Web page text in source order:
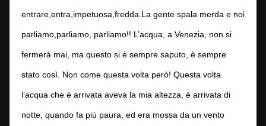
entrare,entra,impetuosa,fredda.La gente spala merda e noi
parliamo,parliamo, parliamo!! L’acqua, a Venezia, non si
fermerà mai, ma questo si è sempre saputo, è sempre
stato così. Non come questa volta però! Questa volta
l’acqua che è arrivata aveva la mia altezza, è arrivata di
notte, quando fa più paura, ed era mossa da un vento